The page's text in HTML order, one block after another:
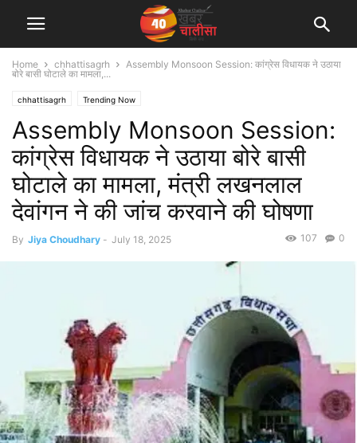
Home chhattisagrh
Assembly Monsoon Session: कांग्रेस विधायक ने उठाया
बोरे बासी घोटाले का मामला,...
chhattisagrh Trending Now
Assembly Monsoon Session:
कांग्रेस विधायक ने उठाया बोरे बासी
घोटाले का मामला, मंत्री लखनलाल
देवांगन ने की जांच करवाने की घोषणा
By Jiya Choudhary - July 18, 2025 0
107